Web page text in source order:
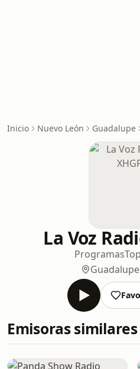
Inicio Nuevo León Guadalupe
La Voz
Programas
Guadalupe
Emisoras similares